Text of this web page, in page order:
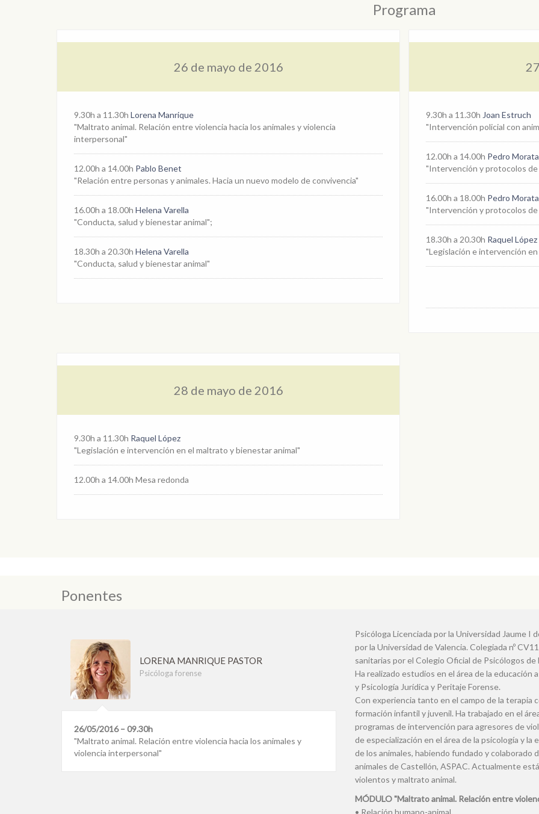
Programa
26 de mayo de 2016
9.30h a 11.30h Lorena Manrique
"Maltrato animal. Relación entre violencia hacia los animales y violencia
interpersonal"
12.00h a 14.00h Pablo Benet
"Relación entre personas y animales. Hacia un nuevo modelo de convivencia"
16.00h a 18.00h Helena Varella
"Conducta, salud y bienestar animal";
18.30h a 20.30h Helena Varella
"Conducta, salud y bienestar animal"
9.30h a 11.30h Joan Estruch
"Intervención policial con
12.00h a 14.00h Pedro
"Intervención y protocolos de
16.00h a 18.00h Pedro
"Intervención y protocolos de
18.30h a 20.30h Raquel López
"Legislación e intervención
28 de mayo de 2016
9.30h a 11.30h Raquel López
"Legislación e intervención en el maltrato y bienestar animal"
12.00h a 14.00h Mesa redonda
Ponentes
LORENA MANRIQUE PASTOR
Psicóloga forense
26/05/2016 – 09.30h
"Maltrato animal. Relación entre violencia hacia los animales y
violencia interpersonal"
Psicóloga Licenciada por la Universidad Jaume I
por la Universidad de Valencia. Colegiada nº
sanitarias por el Colegio Oficial de Psicólogos de
Ha realizado estudios en el área de la educación
y Psicología Jurídica y Peritaje Forense.
Con experiencia tanto en el campo de la terapia
formación infantil y juvenil. Ha trabajado en el
programas de intervención para agresores de
de especialización en el área de la psicología y
de los animales, habiendo fundado y
animales de Castellón, ASPAC. Actualmente
violentos y maltrato animal.
MÓDULO "Maltrato animal. Relación entre
• Relación humano-animal.